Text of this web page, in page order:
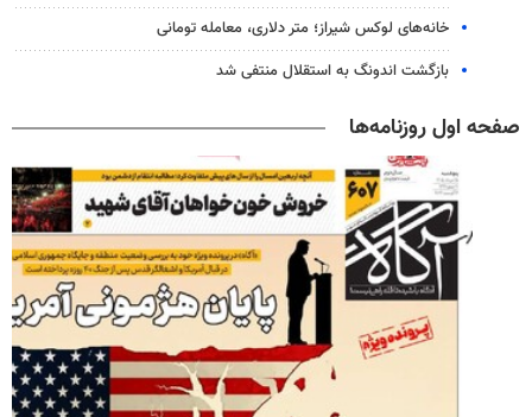
خانه‌های لوکس شیراز؛ متر دلاری، معامله تومانی
بازگشت اندونگ به استقلال منتفی شد
صفحه اول روزنامه‌ها